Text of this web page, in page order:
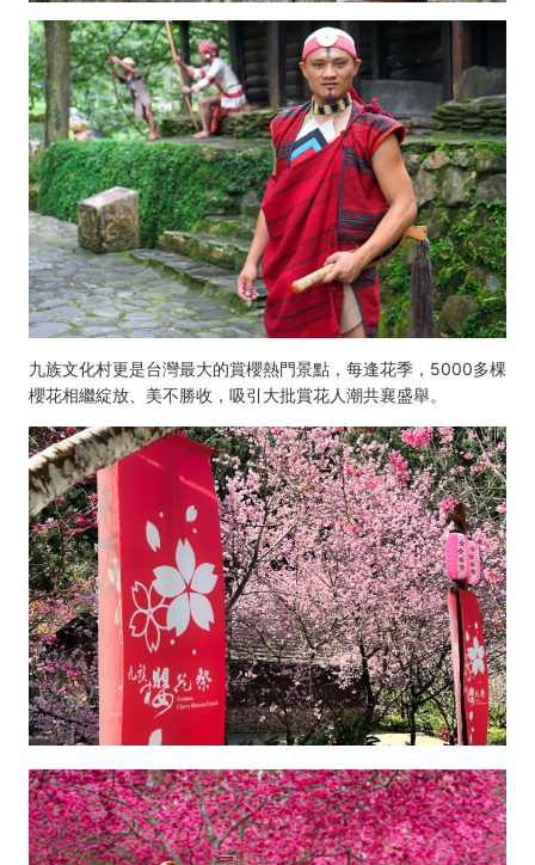
九族文化村更是台灣最大的賞櫻熱門景點，每逢花季，5000多棵
櫻花相繼綻放、美不勝收，吸引大批賞花人潮共襄盛舉。